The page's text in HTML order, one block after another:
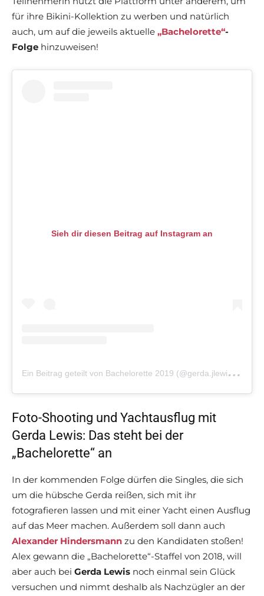
für ihre Bikini-Kollektion zu werben und natürlich
auch, um auf die jeweils aktuelle „Bachelorette“-
Folge hinzuweisen!
Sieh dir diesen Beitrag auf Instagram an
E
in Beitrag geteilt von Bachelorette 2019 (@gerda.jlewis)am
Foto-Shooting und Yachtausflug mit
Gerda Lewis: Das steht bei der
„Bachelorette“ an
In der kommenden Folge dürfen die Singles, die sich
um die hübsche Gerda reißen, sich mit ihr
fotografieren lassen und mit einer Yacht einen Ausflug
auf das Meer machen. Außerdem soll dann auch
Alexander Hindersmann zu den Kandidaten stoßen!
Alex gewann die „Bachelorette“-Staffel von 2018, will
aber auch bei Gerda Lewis noch einmal sein Glück
versuchen und nimmt deshalb als Nachzügler an der